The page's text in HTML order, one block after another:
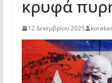
κρυφά
12 Δεκεμβρίου 2025